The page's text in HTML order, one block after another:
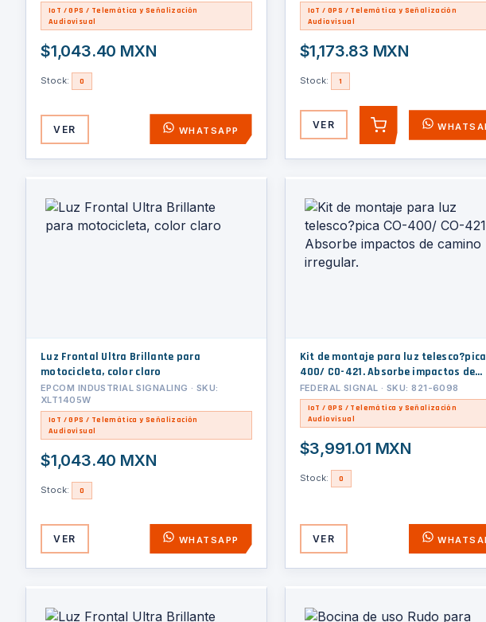
IoT / GPS / Telemática y Señalización
Audiovisual
$1,043.40 MXN
Stock: 0
VER WHATSAPP
IoT / GPS / Telemática y Señalización
Audiovisual
$1,173.83 MXN
Stock: 1
VER AGREGAR
Luz Frontal Ultra Brillante para
motocicleta, color claro
EPCOM INDUSTRIAL SIGNALING · SKU:
XLT1405W
IoT / GPS / Telemática y Señalización
Audiovisual
$1,043.40 MXN
Stock: 0
VER WHATSAPP
Kit de montaje para luz telesco?pica
400/ CO-421. Absorbe impactos de
camino irregular.
FEDERAL SIGNAL · SKU: 821-6098
IoT / GPS / Telemática y Señalización
Audiovisual
$3,991.01 MXN
Stock: 0
VER